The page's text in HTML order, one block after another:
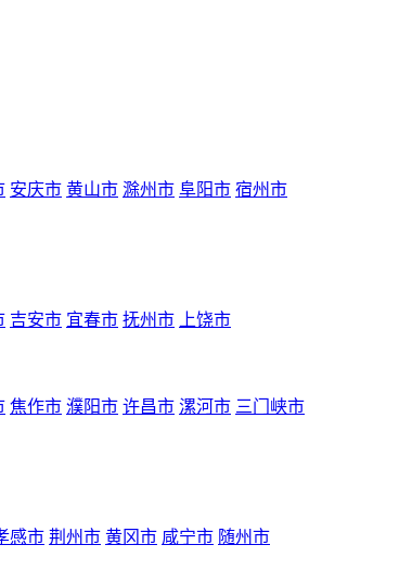
安庆市 黄山市 滁州市 阜阳市 宿州市
吉安市 宜春市 抚州市 上饶市
焦作市 濮阳市 许昌市 漯河市 三门峡市
感市 荆州市 黄冈市 咸宁市 随州市